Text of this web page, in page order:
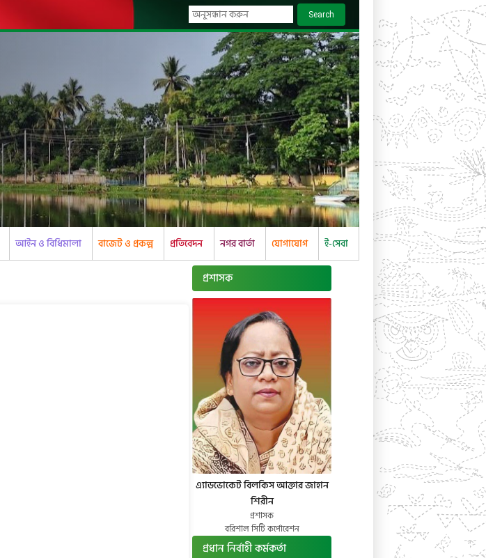
Search
আইন ও বিধিমালা বাজেট ও প্রকল্প প্রতিবেদন নগর বার্তা যোগাযোগ ই-সেবা
প্রশাসক
এ্যাডভোকেট বিলকিস আক্তার জাহান
শিরীন
প্রশাসক
বরিশাল সিটি কর্পোরেশন
প্রধান নির্বাহী কর্মকর্তা